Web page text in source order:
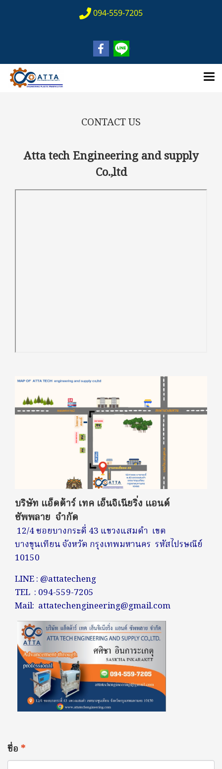
094-559-7205
CONTACT US
Atta tech Engineering and supply
Co.,ltd
บริษัท แอ็ดต้าร์ เทค เอ็นจิเนียริ่ง แอนด์
ซัพพลาย จำกัด
12/4 ซอยบางกระดี่ 43 แขวงแสมดำ เขต
บางขุนเทียนจังหวัด กรุงเทพมหานคร รหัสไปรษณีย์
10150
LINE : @attatecheng
TEL : 094-559-7205
Mail: attatechengineering@gmail.com
ชื่อ *